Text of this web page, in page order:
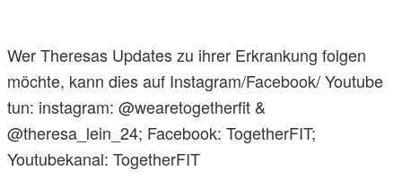
Wer Theresas Updates zu ihrer Erkrankung folgen
möchte, kann dies auf Instagram/Facebook/ Youtube
tun: instagram: @wearetogetherfit &
@theresa_lein_24; Facebook: TogetherFIT;
Youtubekanal: TogetherFIT